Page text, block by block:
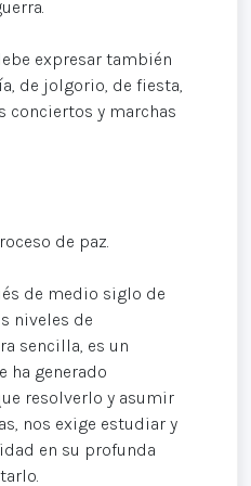
expresar también
de jolgorio, de fiesta,
conciertos y marchas
de paz.
de medio siglo de
niveles de
sencilla, es un
ha generado
resolverlo y asumir
nos exige estudiar y
en su profunda